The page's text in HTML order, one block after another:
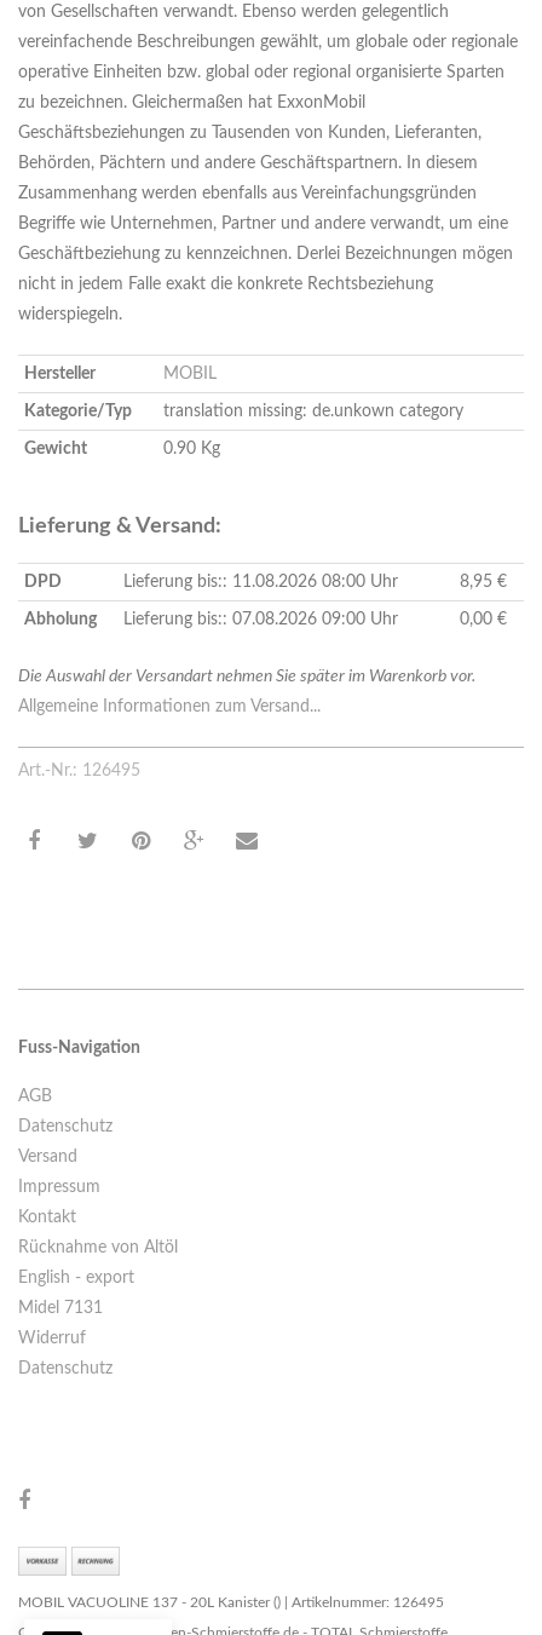
von Gesellschaften verwandt. Ebenso werden gelegentlich
vereinfachende Beschreibungen gewählt, um globale oder regionale
operative Einheiten bzw. global oder regional organisierte Sparten
zu bezeichnen. Gleichermaßen hat ExxonMobil
Geschäftsbeziehungen zu Tausenden von Kunden, Lieferanten,
Behörden, Pächtern und andere Geschäftspartnern. In diesem
Zusammenhang werden ebenfalls aus Vereinfachungsgründen
Begriffe wie Unternehmen, Partner und andere verwandt, um eine
Geschäftbeziehung zu kennzeichnen. Derlei Bezeichnungen mögen
nicht in jedem Falle exakt die konkrete Rechtsbeziehung
widerspiegeln.
Hersteller MOBIL
Kategorie/Typ translation missing: de.unkown category
Gewicht 0.90 Kg
Lieferung & Versand:
DPD Lieferung bis:: 11.08.2026 08:00 Uhr 8,95 €
Abholung Lieferung bis:: 07.08.2026 09:00 Uhr 0,00 €
Die Auswahl der Versandart nehmen Sie später im Warenkorb vor.
Allgemeine Informationen zum Versand...
Art.-Nr.: 126495
Fuss-Navigation
AGB
Datenschutz
Versand
Impressum
Kontakt
Rücknahme von Altöl
English - export
Midel 7131
Widerruf
Datenschutz
MOBIL VACUOLINE 137 - 20L Kanister () | Artikelnummer: 126495